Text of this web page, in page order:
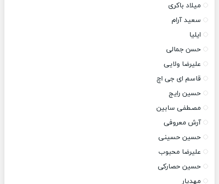
میلاد باکری
سعید آرام
ایلیا
حسن جمالی
علیرضا ولایی
قاسم ای جی اچ
حسین رایج
مصطفی سابین
آرش معروفی
حسین حسینی
علیرضا محبوب
حسین حصارکی
مهدیار